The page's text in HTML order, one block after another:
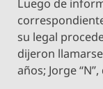
Luego de
su legal
dijeron llamarse
años; Jorge